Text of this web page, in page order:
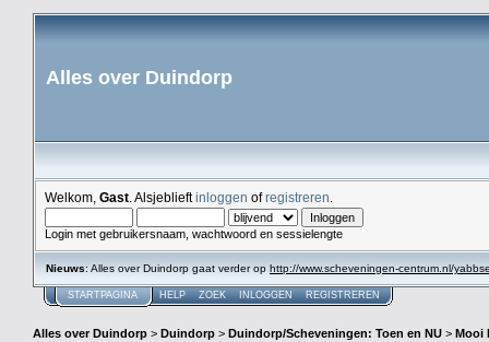
Alles over Duindorp
Welkom, Gast . Alsjeblieftinloggen ofregistreren
Login met gebruikersnaam, wachtwoord en sessielengte
Nieuws: Alles over Duindorp gaat verder op http://www.scheveningen-centrum.nl/
STARTPAGINA HELP ZOEK INLOGGEN REGISTREREN
Alles over Duindorp > Duindorp > Duindorp/Scheveningen: Toen en NU > Mooi